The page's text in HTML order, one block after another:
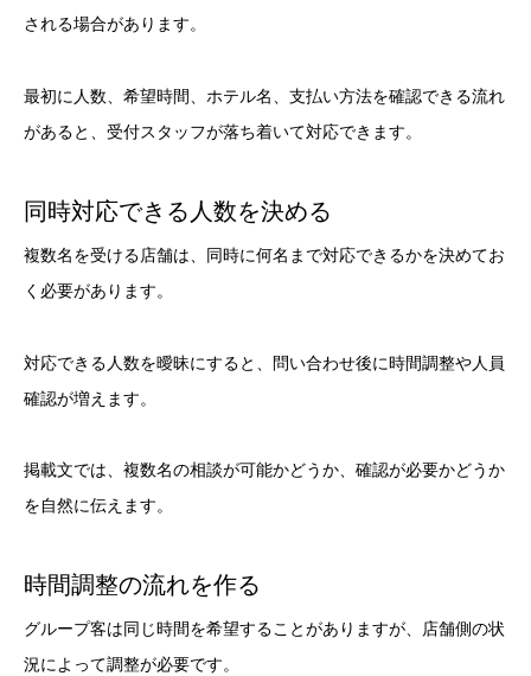
される場合があります。
最初に人数、希望時間、ホテル名、支払い方法を確認できる流れ
があると、受付スタッフが落ち着いて対応できます。
同時対応できる人数を決める
複数名を受ける店舗は、同時に何名まで対応できるかを決めてお
く必要があります。
対応できる人数を曖昧にすると、問い合わせ後に時間調整や人員
確認が増えます。
掲載文では、複数名の相談が可能かどうか、確認が必要かどうか
を自然に伝えます。
時間調整の流れを作る
グループ客は同じ時間を希望することがありますが、店舗側の状
況によって調整が必要です。